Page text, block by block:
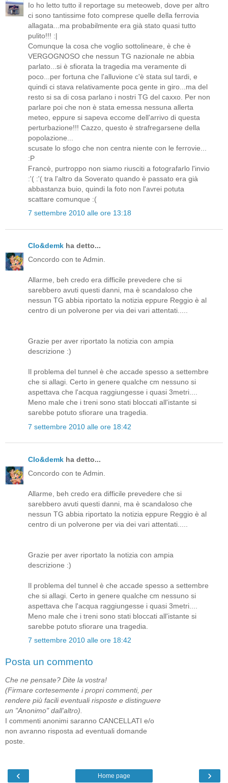
Io ho letto tutto il reportage su meteoweb, dove per altro
ci sono tantissime foto comprese quelle della ferrovia
allagata...ma probabilmente era già stato quasi tutto
pulito!!! :|
Comunque la cosa che voglio sottolineare, è che è
VERGOGNOSO che nessun TG nazionale ne abbia
parlato...si è sfiorata la tragedia ma veramente di
poco...per fortuna che l'alluvione c'è stata sul tardi, e
quindi ci stava relativamente poca gente in giro...ma del
resto si sa di cosa parlano i nostri TG del caxxo. Per non
parlare poi che non è stata emessa nessuna allerta
meteo, eppure si sapeva eccome dell'arrivo di questa
perturbazione!!! Cazzo, questo è strafregarsene della
popolazione...
scusate lo sfogo che non centra niente con le ferrovie...
:P
Francè, purtroppo non siamo riusciti a fotografarlo l'invio
:'( :'( tra l'altro da Soverato quando è passato era già
abbastanza buio, quindi la foto non l'avrei potuta
scattare comunque :(
7 settembre 2010 alle ore 13:18
Clo&demk ha detto...
Concordo con te Admin.
Allarme, beh credo era difficile prevedere che si
sarebbero avuti questi danni, ma è scandaloso che
nessun TG abbia riportato la notizia eppure Reggio è al
centro di un polverone per via dei vari attentati.....
Grazie per aver riportato la notizia con ampia
descrizione :)
Il problema del tunnel è che accade spesso a settembre
che si allagi. Certo in genere qualche cm nessuno si
aspettava che l'acqua raggiungesse i quasi 3metri....
Meno male che i treni sono stati bloccati all'istante si
sarebbe potuto sfiorare una tragedia.
7 settembre 2010 alle ore 18:42
Clo&demk ha detto...
Concordo con te Admin.
Allarme, beh credo era difficile prevedere che si
sarebbero avuti questi danni, ma è scandaloso che
nessun TG abbia riportato la notizia eppure Reggio è al
centro di un polverone per via dei vari attentati.....
Grazie per aver riportato la notizia con ampia
descrizione :)
Il problema del tunnel è che accade spesso a settembre
che si allagi. Certo in genere qualche cm nessuno si
aspettava che l'acqua raggiungesse i quasi 3metri....
Meno male che i treni sono stati bloccati all'istante si
sarebbe potuto sfiorare una tragedia.
7 settembre 2010 alle ore 18:42
Posta un commento
Che ne pensate? Dite la vostra!
(Firmare cortesemente i propri commenti, per
rendere più facili eventuali risposte e distinguere
un "Anonimo" dall'altro).
I commenti anonimi saranno CANCELLATI e/o
non avranno risposta ad eventuali domande
poste.
‹ ›
Home page